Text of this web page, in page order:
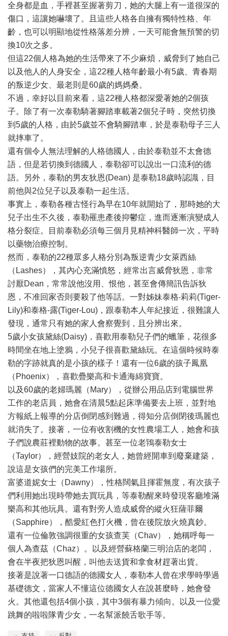
全身都是血，手裡甚至握著剪刀，她的大腿上有一道很深的
傷口，這讓她嚇壞了。且這些人格各自擁有獨特性格、年
齡，也可以明顯地從性格落差分辨，一天可能會無預警的切
換10次之多。
但這22個人格為她的生活帶來了不少麻煩，威脅到了她自己
以及他人的人身安全，這22種人格年齡最小有5歲、青春期
的叛逆少女、最老則是60歲的媽媽桑。
不過，幸好以目前來看，這22種人格都深愛著她的2個孩
子。除了有一次泰勒騎著腳踏車載著2個兒子時，突然切換
到5歲的人格，由於5歲並不會騎腳踏車，於是泰勒母子三人
就摔車了。
還有個令人無法理解的人格德國人，由於泰勒並不太會德
語，但是若切換到德國人，泰勒卻可以說出一口流利的德
語。另外，泰勒的男友狄恩(Dean) 是泰勒18歲時認識，目
前他與2位兒子以及泰勒一起生活。
事實上，泰勒各種古怪行為早在10年就開始了，那時她的大
兒子出生不久後，泰勒罹患產後抑鬱症，進而逐漸演變成人
格分裂症。目前泰勒必須每三個月見精神科醫師一次，平時
以藥物治療控制。
然而，泰勒的22種眾多人格分別為叛逆青少女萊西絲
（Lashes），其內心充滿憤怒，經常出言威脅狄恩，非常
討厭Dean，常常說他沒用、恨他，甚至會傳簡訊告訴狄
恩，不准回家否則要殺了他等話。一對姊妹泰格‧莉莉(Tiger-
Lily)和泰格-露(Tiger-Lou)，跟泰勒本人年紀接近，很難讓人
發現，通常只有她的家人會察覺到，且分辨出來。
5歲小女孩黛絲(Daisy)，喜歡用泰勒兒子們的蠟筆，花很多
時間坐在地上塗鴉，小兒子很喜歡黛絲玩。在這個時候時泰
勒的字跡就真的是小孩的樣子！還有一位6歲的孩子鳳凰
（Phoenix），喜歡疊樂高和卡通海綿寶寶。
以及60歲的老婦瑪麗（Mary），從辦公用品店到電腦世界
工作的老店員，她會在清晨5點起床準備要去上班，並對地
方報紙上報導的分店倒閉感到難過，得知分店倒閉後瑪麗也
就消失了。接著，一位有收割機的女性農場工人，她會和孩
子們說農莊裡動物的故事。甚至一位老鴇泰勒女士
（Taylor），經營妓院的老女人，她曾經開車到廢棄建築，
說這是女孩們的完美工作場所。
富婆道妮女士（Dawny），性格闊氣且揮霍無度，有次孩子
們利用她出現時帶她去買玩具，等泰勒醒來時發現客廳堆滿
樂高和其他玩具。還有對旁人造成威脅的縱火狂薩菲爾
（Sapphire），酷愛紅色打火機，曾在後院放火燒真鈔。
還有一位倫敦強調很重的女孩查芙（Chav），她稱呼每一
個人為查茲（Chaz）。以及經營蘇格蘭三明治店的老闆，
會在半夜把狄恩叫醒，叫他去送貨和拿食材趕著出貨。
接著是說著一口德語的德國女人，泰勒本人曾在求學時學過
基礎德文，當家人不懂這位德國女人在說甚麼時，她會發
火。其他還包括4個小孩，其中3個有暴力傾向。以及一位愛
跳舞的啦啦隊青少女，一名幫派饒舌歌手等。